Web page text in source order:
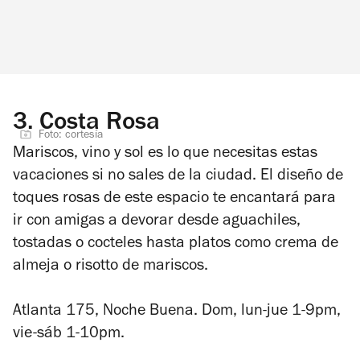
3. Costa Rosa
Foto: cortesía
Mariscos, vino y sol es lo que necesitas estas
vacaciones si no sales de la ciudad. El diseño de
toques rosas de este espacio te encantará para
ir con amigas a devorar desde aguachiles,
tostadas o cocteles hasta platos como crema de
almeja o risotto de mariscos.
Atlanta 175, Noche Buena. Dom, lun-jue 1-9pm,
vie-sáb 1-10pm.